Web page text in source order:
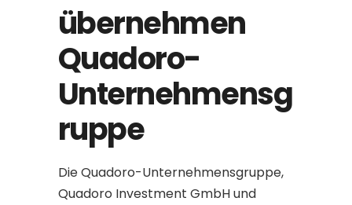
übernehmen
Quadoro-
Unternehmensg
ruppe
Die Quadoro-Unternehmensgruppe,
Quadoro Investment GmbH und